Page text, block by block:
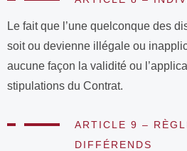
Le fait que l’une quelconque des
soit ou devienne illégale ou
aucune façon la validité ou
stipulations du Contrat.
ARTICLE 9 –
DIFFÉRENDS